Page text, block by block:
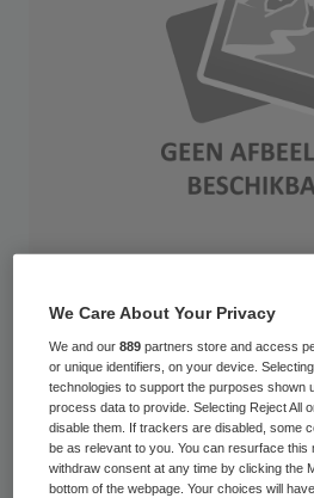
De twee Amsterdamse
ziekenhuizen AMC en
gezamenlijke raad van
termijn zelfs samen op
gaan werken. Een fusie
ziekenhuizen nog niet
We Care About Your Privacy
We and our889 partners store and access
or unique identifiers, on your device.
technologies to support the purposes shown
process data to provide. Selecting Reject All
disable them. If trackers are disabled, some
be as relevant to you. You can resurface
withdraw consent at any time by clicking the
bottom of the webpage. Your choices will